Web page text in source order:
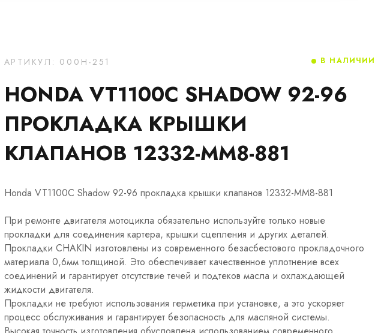
АРТИКУЛ: 000H-251
HONDA VT1100C SHADOW 92-96
ПРОКЛАДКА КРЫШКИ
КЛАПАНОВ 12332-MM8-881
Honda VT1100C Shadow 92-96 прокладка крышки клапанов 12332-MM8-881
При ремонте двигателя мотоцикла обязательно используйте только новые
прокладки для соединения картера, крышки сцепления и других деталей.
Прокладки CHAKIN изготовлены из современного безасбестового прокладочного
материала 0,6мм толщиной. Это обеспечивает качественное уплотнение всех
соединений и гарантирует отсутствие течей и подтеков масла и охлаждающей
жидкости двигателя.
Прокладки не требуют использования герметика при установке, а это ускоряет
процесс обслуживания и гарантирует безопасность для масляной системы.
В НАЛИЧИИ